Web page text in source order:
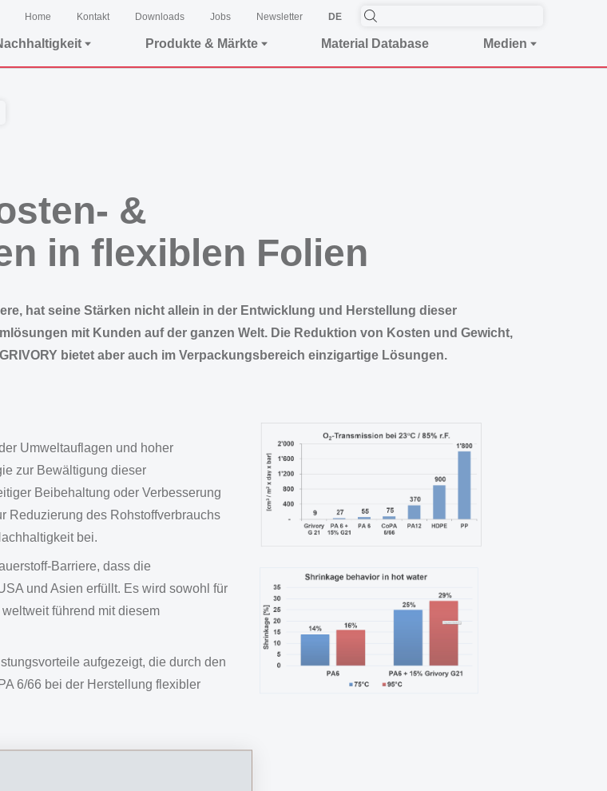
Home Kontakt Downloads Jobs Newsletter DE
Produkte & Märkte Material Database Medien
&
in flexiblen Folien
hat seine Stärken nicht allein in der Entwicklung und Herstellung dieser
mit Kunden auf der ganzen Welt. Die Reduktion von Kosten und Gewicht,
bietet aber auch im Verpackungsbereich einzigartige Lösungen.
Umweltauflagen und hoher
zur Bewältigung dieser
Beibehaltung oder Verbesserung
Reduzierung des Rohstoffverbrauchs
bei.
Barriere, dass die
und Asien erfüllt. Es wird sowohl für
führend mit diesem
aufgezeigt, die durch den
6/66 bei der Herstellung flexibler